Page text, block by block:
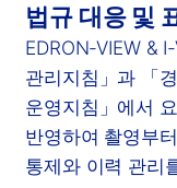
법규 대응 및
EDRON-VIEW &
관리지침」과 「
운영지침」에서
반영하여 촬영부
통제와 이력 관리